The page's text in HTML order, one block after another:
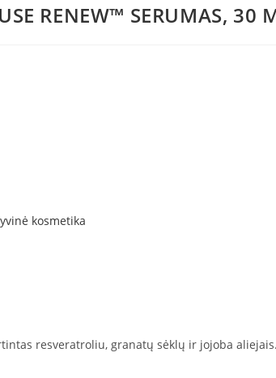
RENEW™ SERUMAS, 30
kosmetika
resveratroliu, granatų sėklų ir jojoba aliejais.